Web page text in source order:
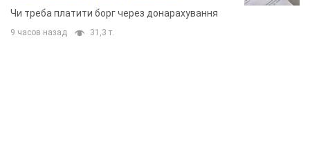
неочікуване рішення
Чи треба платити борг через донарахування
9 часов назад 31,3 т.